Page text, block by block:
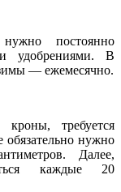
постоянно
удобрениями. В
— ежемесячно.
требуется
обязательно нужно
Далее,
каждые 20